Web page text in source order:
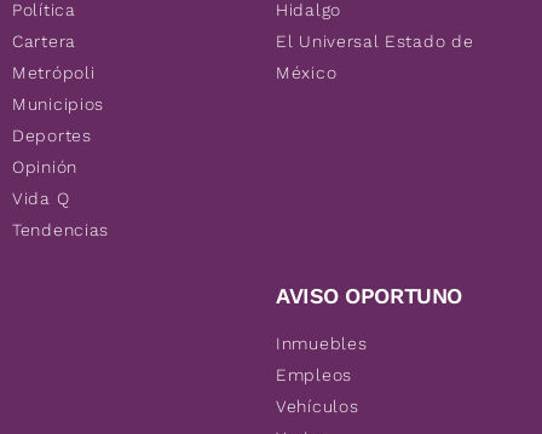
Política
Cartera
Metrópoli
Municipios
Deportes
Opinión
Vida Q
Tendencias
Hidalgo
El Universal Estado de
México
AVISO OPORTUNO
Inmuebles
Empleos
Vehículos